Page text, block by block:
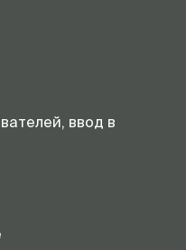
ввод в